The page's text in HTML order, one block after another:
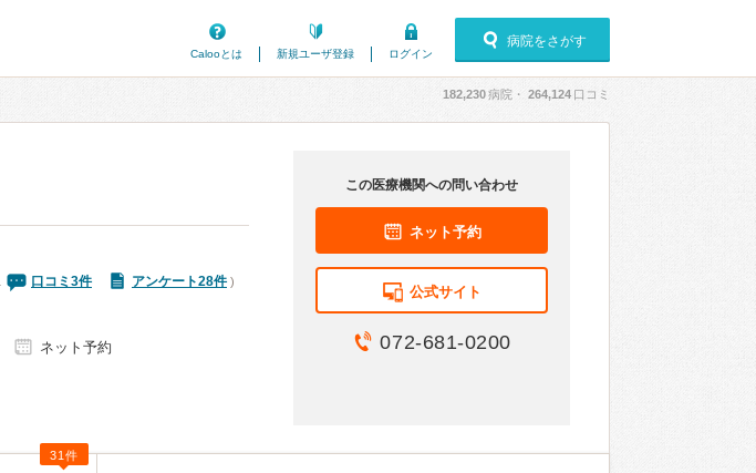
Calooとは
新規ユーザ登録 ログイン
病院をさがす
182,230病院・ 264,124 口コミ
口コミ 3件 アンケート28件)
ネット予約
この医療機関への問い合わせ
ネット予約
公式サイト
072-681-0200
31件